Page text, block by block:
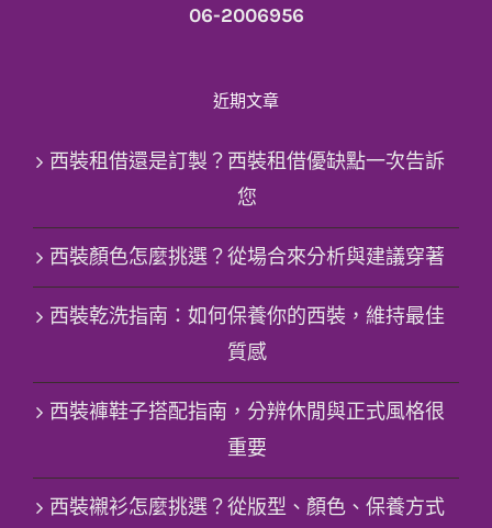
06-2006956
近期文章
西裝租借還是訂製？西裝租借優缺點一次告訴
您
西裝顏色怎麼挑選？從場合來分析與建議穿著
西裝乾洗指南：如何保養你的西裝，維持最佳
質感
西裝褲鞋子搭配指南，分辨休閒與正式風格很
重要
西裝襯衫怎麼挑選？從版型、顏色、保養方式